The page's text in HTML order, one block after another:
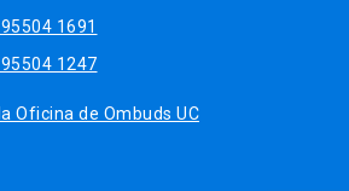
1691
1247
Oficina de Ombuds UC